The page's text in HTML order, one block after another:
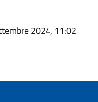
2024, 11:02